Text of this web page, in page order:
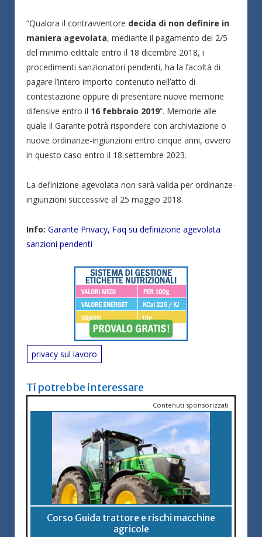
“Qualora il contravventore decida di non definire in
maniera agevolata, mediante il pagamento dei 2/5
del minimo edittale entro il 18 dicembre 2018, i
procedimenti sanzionatori pendenti, ha la facoltà di
pagare l’intero importo contenuto nell’atto di
contestazione oppure di presentare nuove memorie
difensive entro il 16 febbraio 2019“. Memorie alle
quale il Garante potrà rispondere con archiviazione o
nuove ordinanze-ingiunzioni entro cinque anni, ovvero
in questo caso entro il 18 settembre 2023.
La definizione agevolata non sarà valida per ordinanze-
ingiunzioni successive al 25 maggio 2018.
Info: Garante Privacy, Faq su definizione agevolata
sanzioni pendenti
privacy sul lavoro
Ti potrebbe interessare
Contenuti sponsorizzati
Corso Guida trattore e rischi macchine
agricole